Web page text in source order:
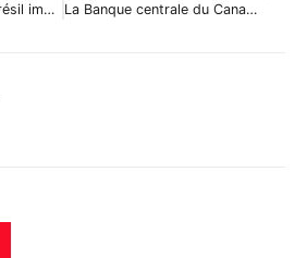
Breaking News: le Brésil impose un impôt de 2% sur les flux de capitaux La Banque centrale du Canada garde ses taux inchangés